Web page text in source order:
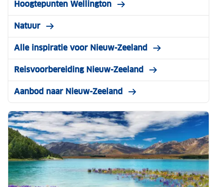
Hoogtepunten Wellington
Natuur
Alle inspiratie voor Nieuw-Zeeland
Reisvoorbereiding Nieuw-Zeeland
Aanbod naar Nieuw-Zeeland